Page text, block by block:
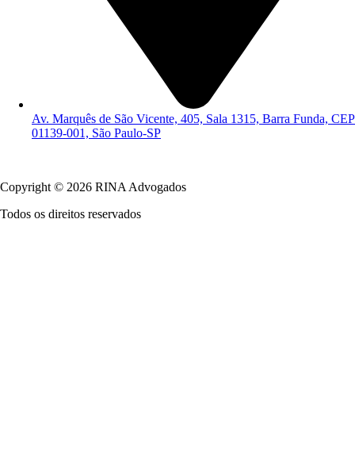
Av. Marquês de São Vicente, 405, Sala 1315, Barra Funda, CEP
01139-001, São Paulo-SP
Copyright © 2026 RINA Advogados
Todos os direitos reservados